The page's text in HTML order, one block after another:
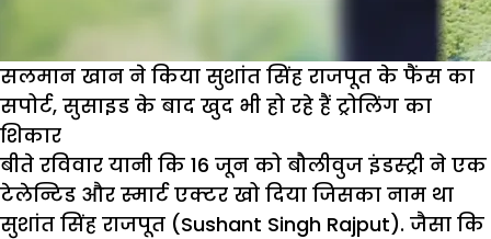
सलमान खान ने किया सुशांत सिंह राजपूत के फैंस का
सपोर्ट, सुसाइड के बाद खुद भी हो रहे हैं ट्रोलिंग का
शिकार
बीते रविवार यानी कि 16 जून को बौलीवुज इंडस्ट्री ने एक
टेलेन्टिड और स्मार्ट एक्टर खो दिया जिसका नाम था
सुशांत सिंह राजपूत (Sushant Singh Rajput). जैसा कि